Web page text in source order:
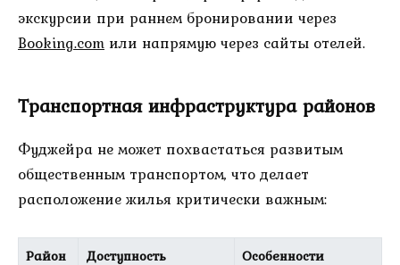
экскурсии при раннем бронировании через
Booking.com или напрямую через сайты отелей.
Транспортная инфраструктура районов
Фуджейра не может похвастаться развитым
общественным транспортом, что делает
расположение жилья критически важным:
Район Доступность Особенности